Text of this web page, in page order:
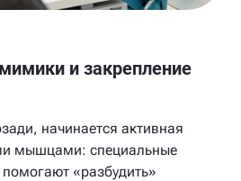
и закрепление
начинается активная
мышцами: специальные
«разбудить»